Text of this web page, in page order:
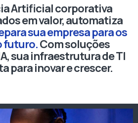
Artificial corporativa
em valor, automatiza
sua empresa para os
futuro.Com soluções
sua infraestrutura de TI
para inovar e crescer.